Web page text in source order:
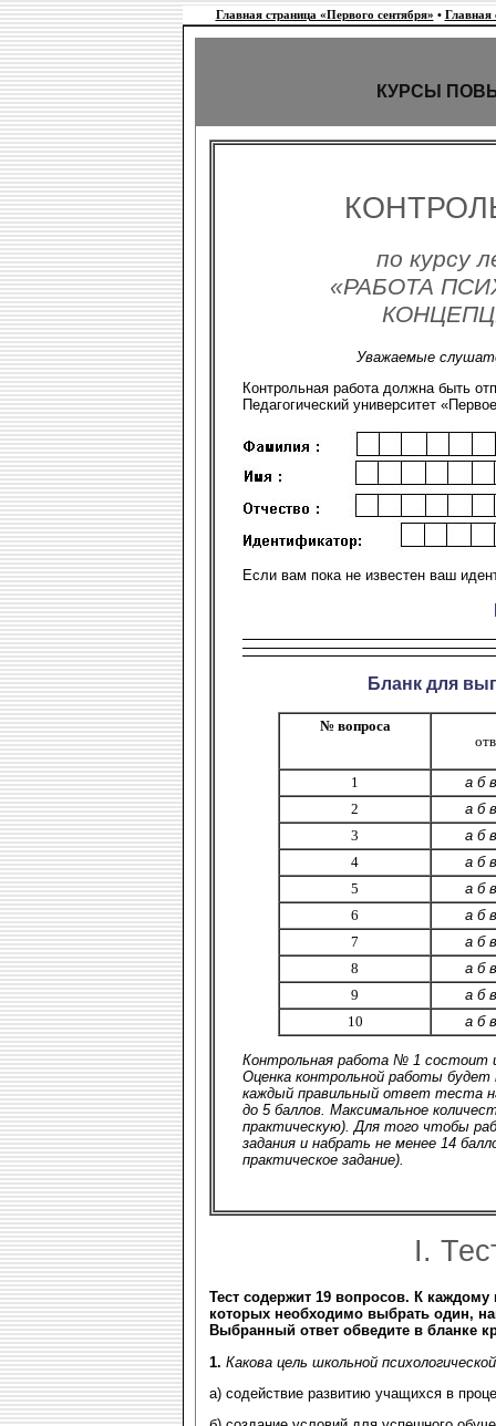
Главная страница «Первого сентября» • Главная
КУРСЫ
по курсу
«РАБОТА
Уважаемые
Контрольная работа должна быть
Педагогический университет
Если вам пока не известен ваш
Бланк для
№ вопроса
1
а б
2
а б
3
а б
4
а б
5
а б
6
а б
7
а б
8
а б
9
а б
10
а б
Контрольная работа № 1 состоит
Оценка контрольной работы
каждый правильный ответ теста
до 5 баллов. Максимальное
практическую). Для того чтобы
задания и набрать не менее 14
практическое задание).
I.
Тест содержит 19 вопросов. К
которых необходимо выбрать один,
Выбранный ответ обведите в бланке
1. Какова цель школьной
а) содействие развитию учащихся в